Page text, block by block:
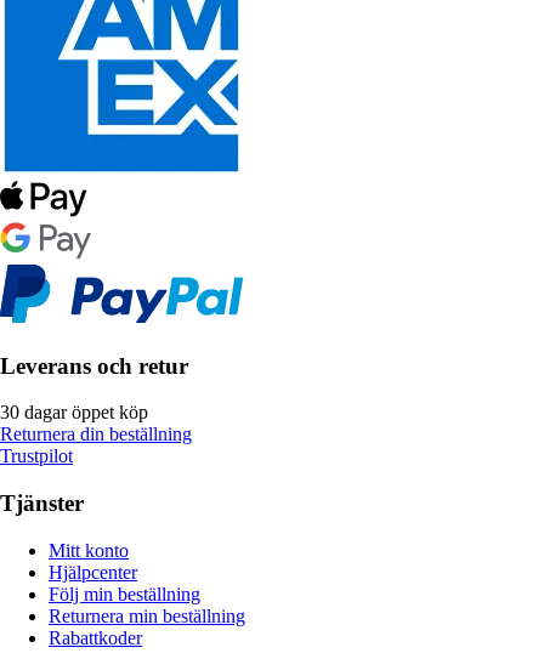
Leverans och retur
30 dagar öppet köp
Returnera din beställning
Trustpilot
Tjänster
Mitt konto
Hjälpcenter
Följ min beställning
Returnera min beställning
Rabattkoder